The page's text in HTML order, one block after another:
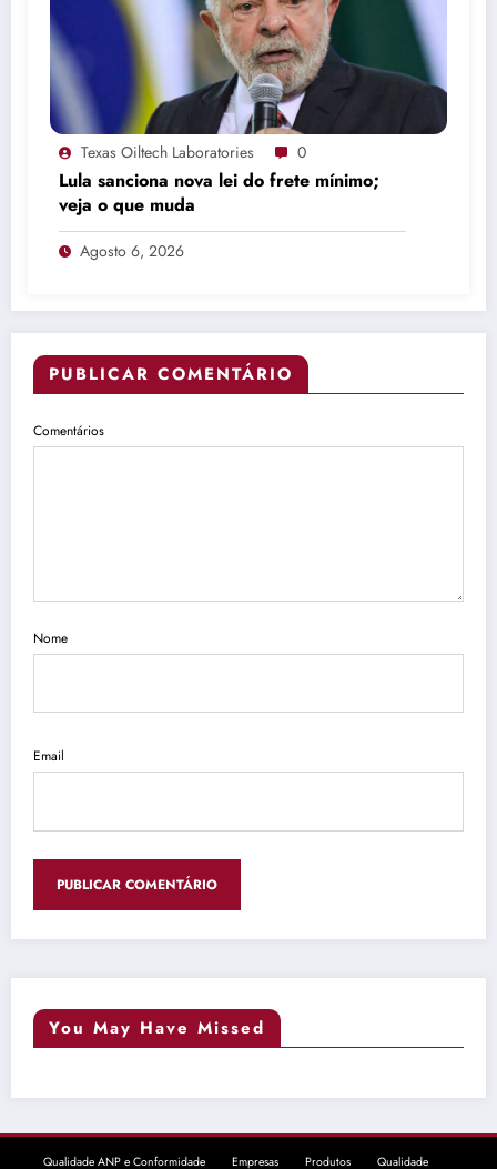
Texas Oiltech Laboratories 0
Lula sanciona nova lei do frete mínimo;
veja o que muda
Agosto 6, 2026
PUBLICAR COMENTÁRIO
Comentários
Nome
Email
You May Have Missed
Qualidade ANP e Conformidade Empresas Produtos Qualidade